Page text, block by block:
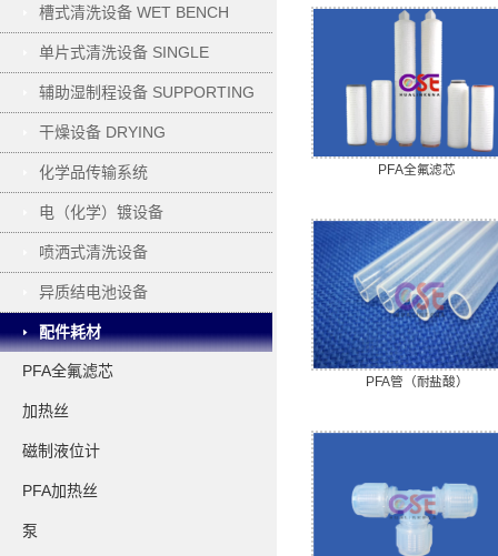
槽式清洗设备 WET BENCH
单片式清洗设备 SINGLE
WAFER PROCESSING
辅助湿制程设备 SUPPORTING
干燥设备 DRYING
化学品传输系统
电（化学）镀设备
ELECTROPLATING
喷洒式清洗设备
异质结电池设备
配件耗材
PFA全氟滤芯
加热丝
磁制液位计
PFA加热丝
泵
PFA全氟滤芯
PFA管（耐盐酸）